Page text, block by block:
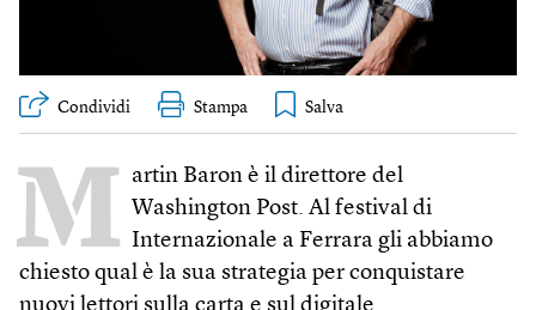
Condividi Stampa
M artin Baron è il direttore del
Washington Post. Al festival di
Internazionale a Ferrara gli abbiamo
chiesto qual è la sua strategia per conquistare